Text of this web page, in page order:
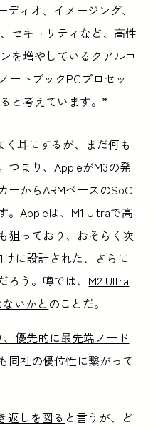
ディオ、イメージング、
セキュリティなど、高性
を増やしているクアルコ
ートブックPCプロセッ
と考えています。”
く耳にするが、まだ何も
つまり、AppleがM3の発
ーからARMベースのSoC
。Appleは、M1 Ultraで高
狙っており、おそらく次
に設計された、さらに
う。噂では、 M2 Ultra
いかと のことだ。
優先的に最先端ノード
同社の優位性に繋がって
返しを図る と言うが、ど